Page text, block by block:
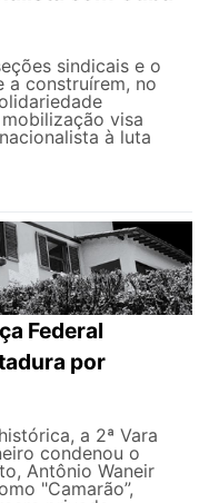
sindicais e o
a construírem, no
visa
à luta
Federal
por
a 2ª Vara
condenou o
Antônio Waneir
"Camarão”,